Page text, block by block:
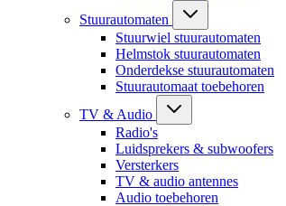
Stuurautomaten
Stuurwiel stuurautomaten
Helmstok stuurautomaten
Onderdekse stuurautomaten
Stuurautomaat toebehoren
TV & Audio
Radio's
Luidsprekers & subwoofers
Versterkers
TV & audio antennes
Audio toebehoren